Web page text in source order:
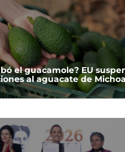
el guacamole? EU
al aguacate de